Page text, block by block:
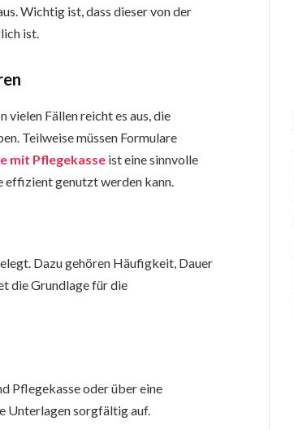
Wichtig ist, dass dieser von der
ist.
vielen Fällen reicht es aus, die
Teilweise müssen Formulare
mit Pflegekasse ist eine sinnvolle
effizient genutzt werden kann.
Dazu gehören Häufigkeit, Dauer
die Grundlage für die
Pflegekasse oder über eine
Unterlagen sorgfältig auf.